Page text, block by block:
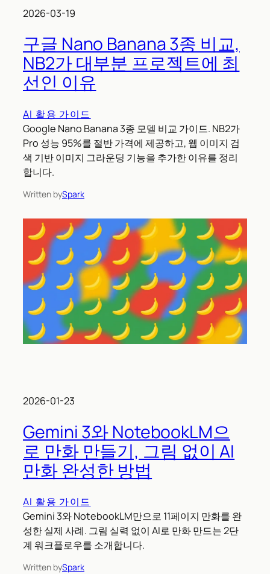
2026-03-19
구글 Nano Banana 3종 비교,
NB2가 대부분 프로젝트에 최
선인 이유
AI 활용 가이드
Google Nano Banana 3종 모델 비교 가이드. NB2가
Pro 성능 95%를 절반 가격에 제공하고, 웹 이미지 검
색 기반 이미지 그라운딩 기능을 추가한 이유를 정리
합니다.
Written bySpark
2026-01-23
Gemini 3와 NotebookLM으
로 만화 만들기, 그림 없이 AI
만화 완성한 방법
AI 활용 가이드
Gemini 3와 NotebookLM만으로 11페이지 만화를 완
성한 실제 사례. 그림 실력 없이 AI로 만화 만드는 2단
계 워크플로우를 소개합니다.
Written bySpark